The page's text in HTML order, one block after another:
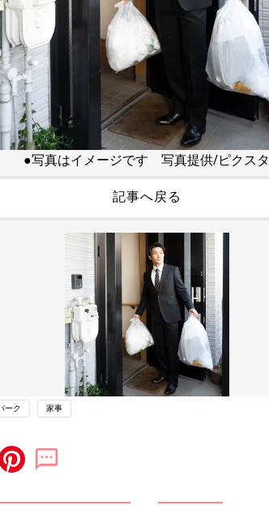
●写真はイメージです 写真提供/ピクスタ
記事へ戻る
ーク 家事